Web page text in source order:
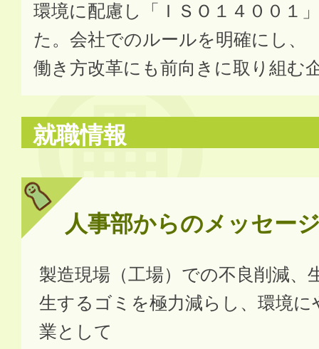
環境に配慮し「ＩＳＯ１４００１
た。会社でのルールを明確にし、
働き方改革にも前向きに取り組
就職情報
人事部からのメッセー
製造現場（工場）での不良削減、
生するゴミを極力減らし、環境に
業として